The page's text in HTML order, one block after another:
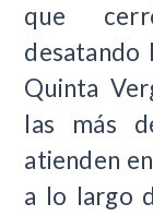
que
desatando
Quinta
las más
atienden
a lo largo